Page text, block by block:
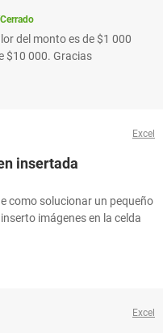
del monto es de $1 000
$10 000. Gracias
Excel
insertada
como solucionar un pequeño
imágenes en la celda
Excel